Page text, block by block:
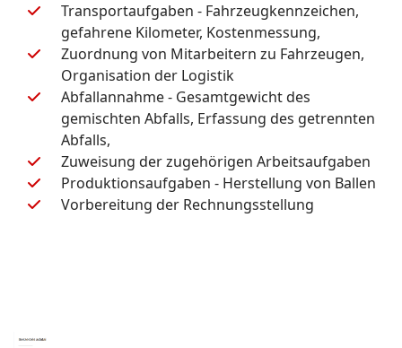
Transportaufgaben - Fahrzeugkennzeichen,
gefahrene Kilometer, Kostenmessung,
Zuordnung von Mitarbeitern zu Fahrzeugen,
Organisation der Logistik
Abfallannahme - Gesamtgewicht des
gemischten Abfalls, Erfassung des getrennten
Abfalls,
Zuweisung der zugehörigen Arbeitsaufgaben
Produktionsaufgaben - Herstellung von Ballen
Vorbereitung der Rechnungsstellung